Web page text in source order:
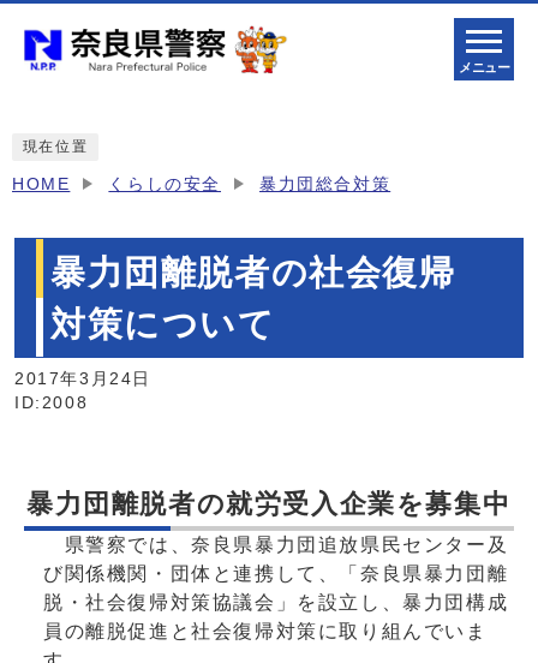
メニュー
現在位置
HOME くらしの安全 暴力団総合対策
暴力団離脱者の社会復帰
対策について
2017年3月24日
ID:2008
暴力団離脱者の就労受入企業を募集中
県警察では、奈良県暴力団追放県民センター及
び関係機関・団体と連携して、「奈良県暴力団離
脱・社会復帰対策協議会」を設立し、暴力団構成
員の離脱促進と社会復帰対策に取り組んでいま